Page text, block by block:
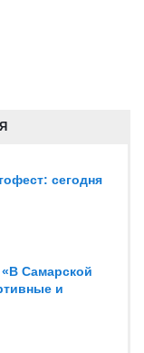
сегодня
Самарской
и